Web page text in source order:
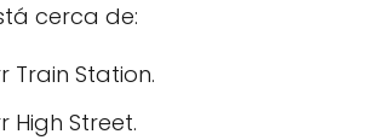
cerca de:
Train Station.
High Street.